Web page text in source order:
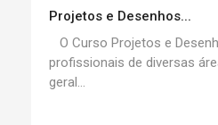
Projetos e Desenhos...
O Curso Projetos e
profissionais de diversas
geral...